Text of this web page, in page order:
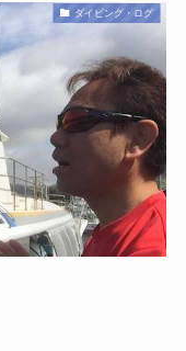
ダイビング・ログ